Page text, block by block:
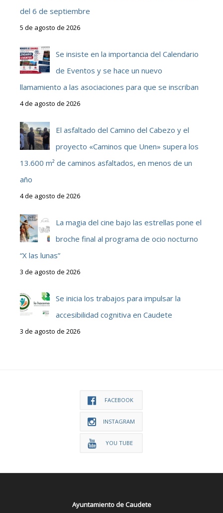
del 6 de septiembre
5 de agosto de 2026
Se insiste en la importancia del Calendario
de Eventos y se hace un nuevo
llamamiento a las asociaciones para que se inscriban
4 de agosto de 2026
El asfaltado del Camino del Cabezo y el
proyecto «Caminos que Unen» supera los
13.600 m² de caminos asfaltados, en menos de un
año
4 de agosto de 2026
La magia del cine bajo las estrellas pone el
broche final al programa de ocio nocturno
“X las lunas”
3 de agosto de 2026
Se inicia los trabajos para impulsar la
accesibilidad cognitiva en Caudete
3 de agosto de 2026
FACEBOOK
INSTAGRAM
YOU TUBE
Ayuntamiento de Caudete